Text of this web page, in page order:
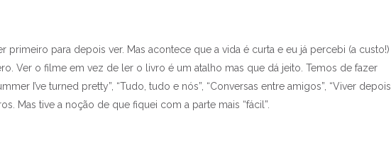
primeiro para depois ver. Mas acontece que a vida é curta e eu já percebi (a custo!)
Ver o filme em vez de ler o livro é um atalho mas que dá jeito. Temos de fazer
I’ve turned pretty”, “Tudo, tudo e nós”, “Conversas entre amigos”, “Viver depois
Mas tive a noção de que fiquei com a parte mais “fácil”.